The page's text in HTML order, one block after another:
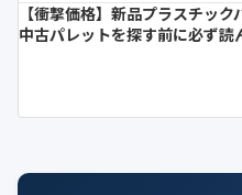
【衝撃価格】新品プラスチッ
中古パレットを探す前に必ず読